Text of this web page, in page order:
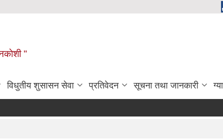
"
विधुतीय शुसासन सेवा प्रतिवेदन सूचना तथा जानकारी